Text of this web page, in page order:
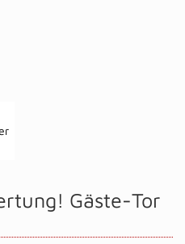
Gäste-Tor